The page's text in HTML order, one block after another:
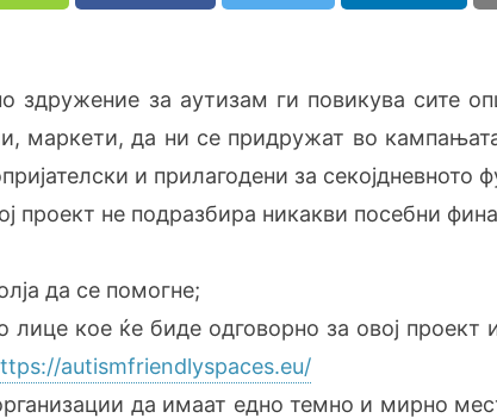
здружение за аутизам ги повикува сите
маркети, да ни се придружат во
и прилагодени за
проект не подразбира никакви посебни
да се помогне;
лице кое ќе биде одговорно за овој
autismfriendlyspaces.eu/
да имаат едно темно и мирно